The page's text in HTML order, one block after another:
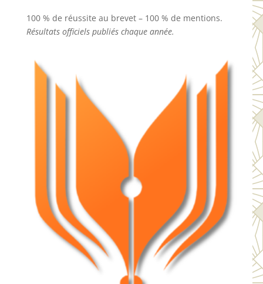
100 % de réussite au brevet – 100 % de mentions.
Résultats officiels publiés chaque année.